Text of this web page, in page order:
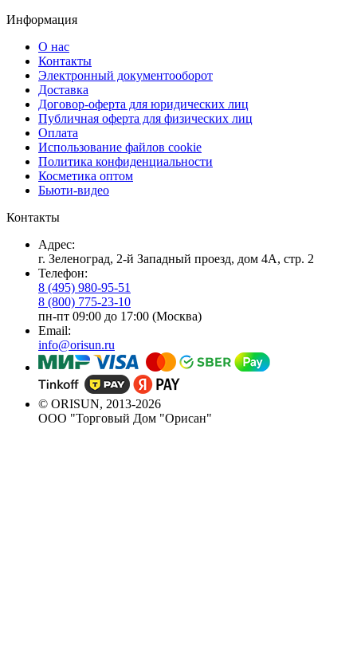
Информация
О нас
Контакты
Электронный документооборот
Доставка
Договор-оферта для юридических лиц
Публичная оферта для физических лиц
Оплата
Использование файлов cookie
Политика конфиденциальности
Косметика оптом
Бьюти-видео
Контакты
Адрес:
г. Зеленоград, 2-й Западный проезд, дом 4А, стр. 2
Телефон:
8 (495) 980-95-51
8 (800) 775-23-10
пн-пт 09:00 до 17:00 (Москва)
Email:
info@orisun.ru
© ORISUN, 2013-2026
ООО "Торговый Дом "Орисан"